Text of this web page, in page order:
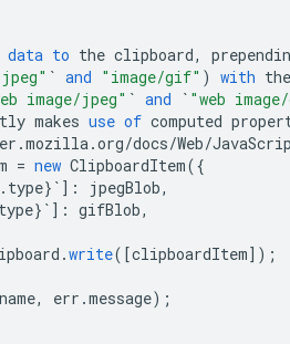
data to the clipboard,
` and "image/gif" ) with the
image/jpeg" ` and ` "web
makes use of computed
.mozilla.org/docs/Web/
= new ClipboardItem({
] : jpegBlob,
] : gifBlob,
.write( [clipboardItem] );
name, err .message);